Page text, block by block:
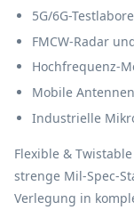
5G/6G-
FMCW-Radar
Hochfrequenz-
Mobile
Industrielle
Flexible &
strenge Mil-Spec-
Verlegung in